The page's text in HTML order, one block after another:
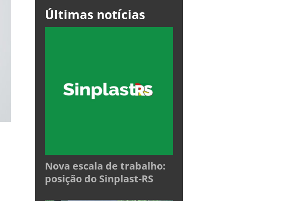
Últimas notícias
Nova escala de trabalho:
posição do Sinplast-RS